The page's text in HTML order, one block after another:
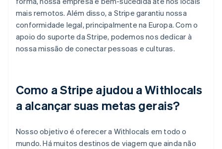
mais remotos. Além disso, a Stripe garantiu nossa
conformidade legal, principalmente na Europa. Com o
apoio do suporte da Stripe, podemos nos dedicar à
nossa missão de conectar pessoas e culturas.
Como a Stripe ajudou a Withlocals
a alcançar suas metas gerais?
Nosso objetivo é oferecer a Withlocals em todo o
mundo. Há muitos destinos de viagem que ainda não